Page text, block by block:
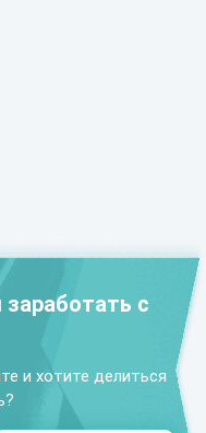
с
и хотите делиться